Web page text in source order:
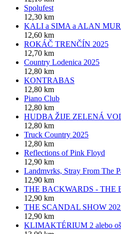
Spolufest
12,30 km
KALI a SIMA a ALAN
12,60 km
ROKÁČ TRENČÍN 2025
12,70 km
Country Lodenica 2025
12,80 km
KONTRABAS
12,80 km
Piano Club
12,80 km
HUDBA ŽIJE ZELENÁ
12,80 km
Truck Country 2025
12,80 km
Reflections of Pink Floyd
12,90 km
Landmvrks, Stray From The
12,90 km
THE BACKWARDS - THE
12,90 km
THE SCANDAL SHOW
12,90 km
KLIMAKTÉRIUM 2 alebo